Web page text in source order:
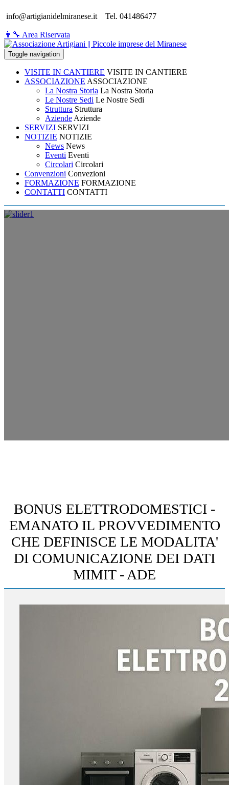
info@artigianidelmiranese.it Tel. 041486477
👨‍🔧 Area Riservata
Toggle navigation
VISITE IN CANTIERE VISITE IN CANTIERE
ASSOCIAZIONE ASSOCIAZIONE
La Nostra Storia La Nostra Storia
Le Nostre Sedi Le Nostre Sedi
Struttura Struttura
Aziende Aziende
SERVIZI SERVIZI
NOTIZIE NOTIZIE
News News
Eventi Eventi
Circolari Circolari
Convenzioni Convezioni
FORMAZIONE FORMAZIONE
CONTATTI CONTATTI
BONUS ELETTRODOMESTICI -
EMANATO IL PROVVEDIMENTO
CHE DEFINISCE LE MODALITA'
DI COMUNICAZIONE DEI DATI
MIMIT - ADE